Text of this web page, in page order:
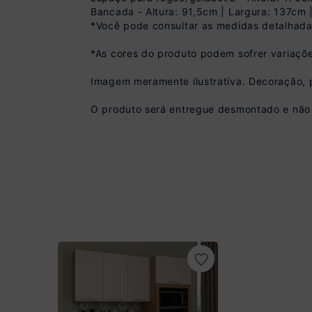
Você economiza
Bancada - Altura: 91,5cm | Largura:
*Você pode consultar as medidas
*As cores do produto podem sofrer
Imagem meramente ilustrativa.
O produto será entregue desmontado e